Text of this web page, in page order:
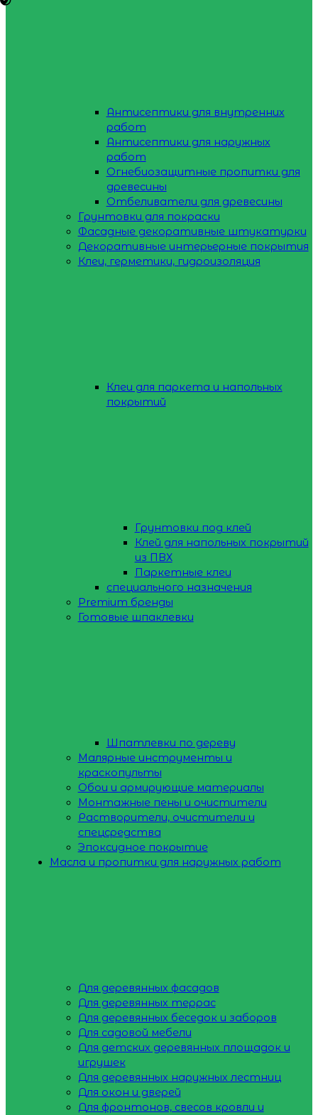
Антисептики для внутренних
работ
Антисептики для наружных
работ
Огнебиозащитные пропитки для
древесины
Отбеливатели для древесины
Грунтовки для покраски
Фасадные декоративные штукатурки
Декоративные интерьерные покрытия
Клеи, герметики, гидроизоляция
Клеи для паркета и напольных
покрытий
Грунтовки под клей
Клей для напольных покрытий
из ПВХ
Паркетные клеи
специального назначения
Premium бренды
Готовые шпаклевки
Шпатлевки по дереву
Малярные инструменты и
краскопульты
Обои и армирующие материалы
Монтажные пены и очистители
Растворители, очистители и
спецсредства
Эпоксидное покрытие
Масла и пропитки для наружных работ
Для деревянных фасадов
Для деревянных террас
Для деревянных беседок и заборов
Для садовой мебели
Для детских деревянных площадок и
игрушек
Для деревянных наружных лестниц
Для окон и дверей
Для фронтонов, свесов кровли и